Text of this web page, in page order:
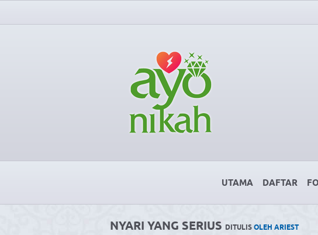
UTAMA DAFTAR
NYARI YANG SERIUS DITULISOLEH ARIEST